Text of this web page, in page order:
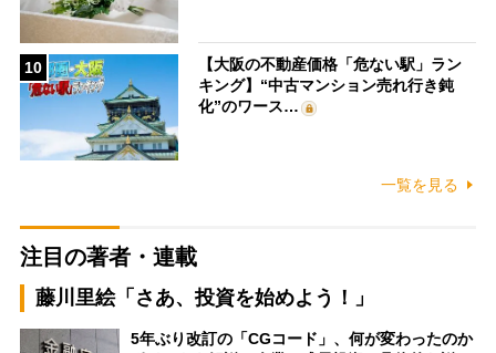
10
【大阪の不動産価格「危ない駅」ラン
キング】“中古マンション売れ行き鈍
化”のワース…
一覧を見る
注目の著者・連載
藤川里絵「さあ、投資を始めよう！」
5年ぶり改訂の「CGコード」、何が変わったのか